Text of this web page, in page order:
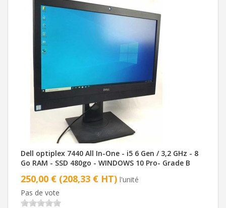
Dell optiplex 7440 All In-One - i5 6 Gen / 3,2 GHz - 8
Go RAM - SSD 480go - WINDOWS 10 Pro- Grade B
250,00 € (208,33 € HT) l'unité
Pas de vote